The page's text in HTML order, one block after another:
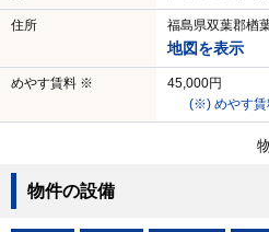
住所 福島県双葉郡楢
地図を表示
めやす賃料 ※
45,000円
(※) めやす賃
物件の設備